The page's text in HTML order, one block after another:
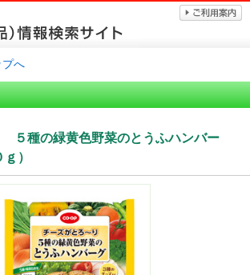
プへ
５種の緑黄色野菜のとうふハンバー
）